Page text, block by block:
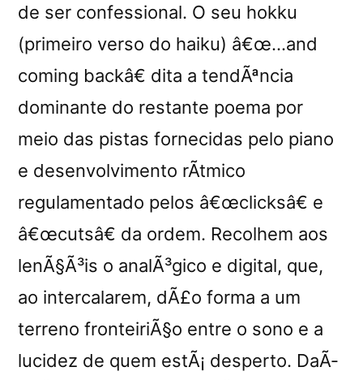
de ser confessional. O seu hokku
(primeiro verso do haiku) â€œ…and
coming backâ€ dita a tendÃªncia
dominante do restante poema por
meio das pistas fornecidas pelo piano
e desenvolvimento rÃ­tmico
regulamentado pelos â€œclicksâ€ e
â€œcutsâ€ da ordem. Recolhem aos
lenÃ§Ã³is o analÃ³gico e digital, que,
ao intercalarem, dÃ£o forma a um
terreno fronteiriÃ§o entre o sono e a
lucidez de quem estÃ¡ desperto. DaÃ­